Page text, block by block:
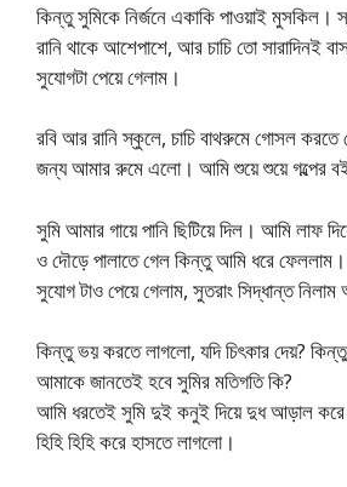
কিন্তু সুমিকে নির্জনে একাকি পাওয়াই মুসকিল।
রানি থাকে আশেপাশে, আর চাচি তো সারাদিনই
সুযোগটা পেয়ে গেলাম।
রবি আর রানি স্কুলে, চাচি বাথরুমে গোসল করতে
জন্য আমার রুমে এলো। আমি শুয়ে শুয়ে গল্পের
সুমি আমার গায়ে পানি ছিটিয়ে দিল। আমি লাফ
ও দৌড়ে পালাতে গেল কিন্তু আমি ধরে
সুযোগ টাও পেয়ে গেলাম, সুতরাং সিদ্ধান্ত
কিন্তু ভয় করতে লাগলো, যদি চিৎকার দেয়?
আমাকে জানতেই হবে সুমির মতিগতি কি?
আমি ধরতেই সুমি দুই কনুই দিয়ে দুধ আড়াল
হিহি হিহি করে হাসতে লাগলো।